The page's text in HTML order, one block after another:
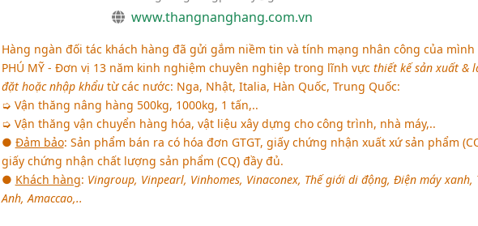
www.thangnanghang.com.vn
Hàng ngàn đối tác khách hàng đã gửi gắm niềm tin và tính mạng nhân công của mình
PHÚ MỸ - Đơn vị 13 năm kinh nghiệm chuyên nghiệp trong lĩnh vực thiết kế sản xuất &
đặt hoặc nhập khẩutừ các nước: Nga, Nhật, Italia, Hàn Quốc, Trung Quốc:
➭ Vận thăng nâng hàng 500kg, 1000kg, 1 tấn,..
➭ Vận thăng vận chuyển hàng hóa, vật liệu xây dựng cho công trình, nhà máy,..
● Đảm bảo: Sản phẩm bán ra có hóa đơn GTGT, giấy chứng nhận xuất xứ sản phẩm
giấy chứng nhận chất lượng sản phẩm (CQ) đầy đủ.
● Khách hàng: Vingroup, Vinpearl, Vinhomes, Vinaconex, Thế giới di động, Điện máy xanh,
Anh, Amaccao,..